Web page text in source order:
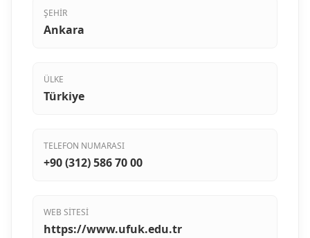
ŞEHIR
Ankara
ÜLKE
Türkiye
TELEFON NUMARASI
+90 (312) 586 70 00
WEB SITESI
https://www.ufuk.edu.tr